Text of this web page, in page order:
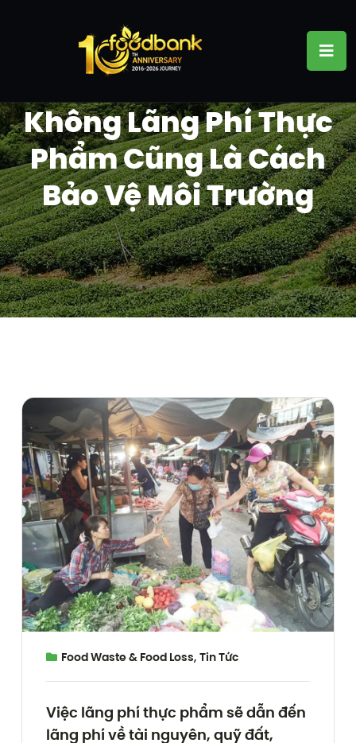
Không Lãng Phí Thực
Phẩm Cũng Là Cách
Bảo Vệ Môi Trường
Food Waste & Food Loss, Tin Tức
Việc lãng phí thực phẩm sẽ dẫn đến
lãng phí về tài nguyên, quỹ đất,